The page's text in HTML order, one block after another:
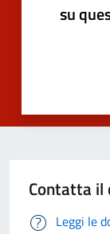
su
Contatta il
Leggi le